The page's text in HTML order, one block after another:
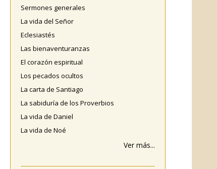
Sermones generales
La vida del Señor
Eclesiastés
Las bienaventuranzas
El corazón espiritual
Los pecados ocultos
La carta de Santiago
La sabiduría de los Proverbios
La vida de Daniel
La vida de Noé
Ver más...